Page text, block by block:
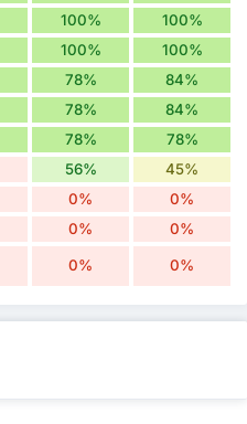
100% 100%
100% 100%
78% 84%
78% 84%
78% 78%
56% 45%
0% 0%
0% 0%
0% 0%